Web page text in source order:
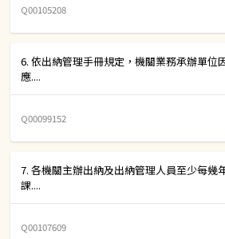
Q00105208
6. 依出納管理手冊規定，機關業務承辦單位
應....
Q00099152
7. 各機關主辦出納及出納管理人員至少每幾
課....
Q00107609